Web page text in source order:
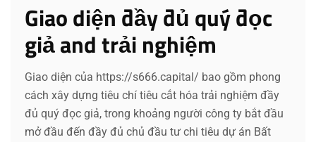
Giao diện đầy đủ quý đọc
giả and trải nghiệm
Giao diện của https://s666.capital/ bao gồm phong
cách xây dựng tiêu chí tiêu cắt hóa trải nghiệm đầy
đủ quý đọc giả, trong khoảng người công ty bắt đầu
mở đầu đến đầy đủ chủ đầu tư chi tiêu dự án Bất